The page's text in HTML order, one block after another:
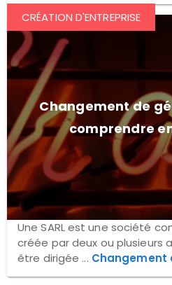
Changement de
comprendre
CRÉATION D'ENTREPRISE
Une SARL est une société
créée par deux ou plusieurs
être dirigée ... Changement